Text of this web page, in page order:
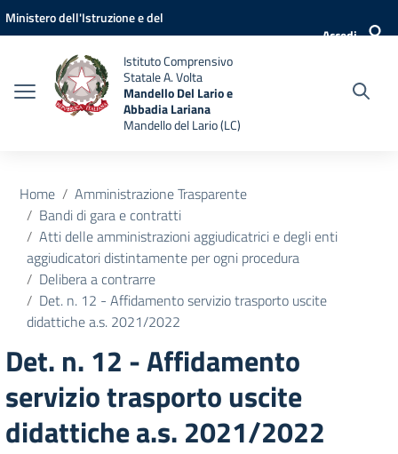
Vai ai contenuti
Vai al menu di navigazione
Vai al footer
Ministero dell'Istruzione e del
Accedi
Istituto Comprensivo
Statale A. Volta
Mandello Del Lario e
Abbadia Lariana
Mandello del Lario (LC)
Home
Amministrazione Trasparente
Bandi di gara e contratti
Atti delle amministrazioni aggiudicatrici e degli enti
aggiudicatori distintamente per ogni procedura
Delibera a contrarre
Det. n. 12 - Affidamento servizio trasporto uscite
didattiche a.s. 2021/2022
Det. n. 12 - Affidamento
servizio trasporto uscite
didattiche a.s. 2021/2022